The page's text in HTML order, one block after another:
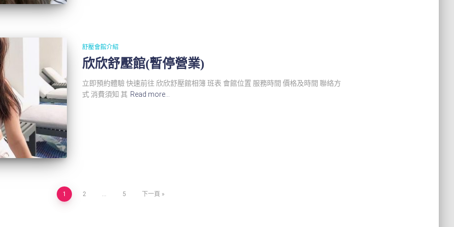
舒壓會館介紹
欣欣舒壓館(暫停營業)
立即預約體驗 快速前往 欣欣舒壓館相簿 班表 會館位置 服務時間 價格及時間 聯絡方
式 消費須知 其 Read more…
1 2 ... 5 下一頁